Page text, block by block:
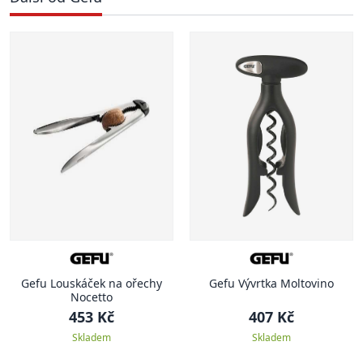
Gefu Louskáček na ořechy
Nocetto
453 Kč
Skladem
Gefu Vývrtka Moltovino
407 Kč
Skladem